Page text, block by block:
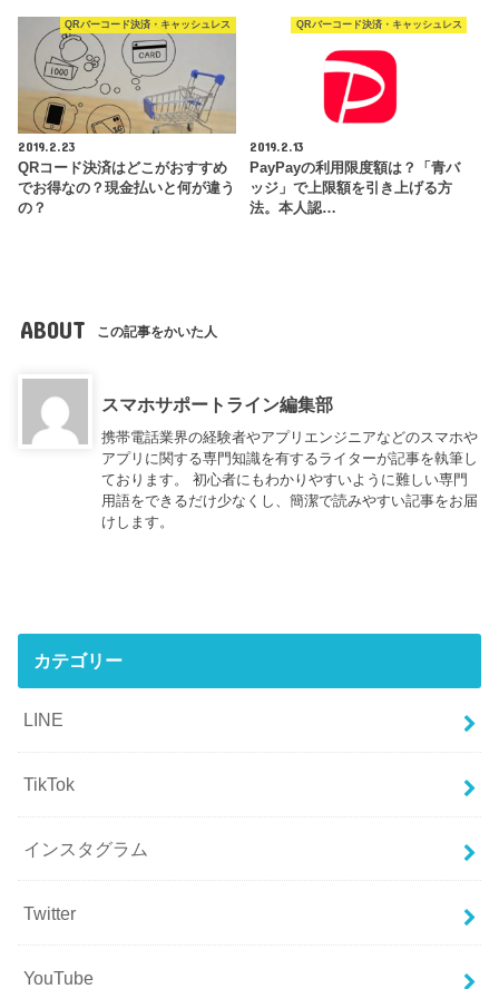
QRバーコード決済・キャッシュレス
2019.2.23
QRコード決済はどこがおすすめ
でお得なの？現金払いと何が違う
の？
QRバーコード決済・キャッシュレス
2019.2.13
PayPayの利用限度額は？「青バ
ッジ」で上限額を引き上げる方
法。本人認…
ABOUT この記事をかいた人
スマホサポートライン編集部
携帯電話業界の経験者やアプリエンジニアなどのスマホや
アプリに関する専門知識を有するライターが記事を執筆し
ております。 初心者にもわかりやすいように難しい専門
用語をできるだけ少なくし、簡潔で読みやすい記事をお届
けします。
カテゴリー
LINE
TikTok
インスタグラム
Twitter
YouTube